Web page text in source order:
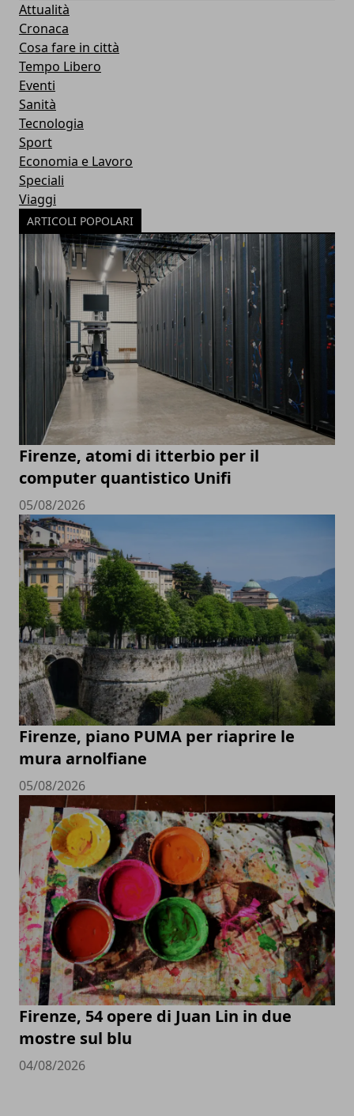
Attualità
Cronaca
Cosa fare in città
Tempo Libero
Eventi
Sanità
Tecnologia
Sport
Economia e Lavoro
Speciali
Viaggi
ARTICOLI POPOLARI
Firenze, atomi di itterbio per il
computer quantistico Unifi
05/08/2026
Firenze, piano PUMA per riaprire le
mura arnolfiane
05/08/2026
Firenze, 54 opere di Juan Lin in due
mostre sul blu
04/08/2026